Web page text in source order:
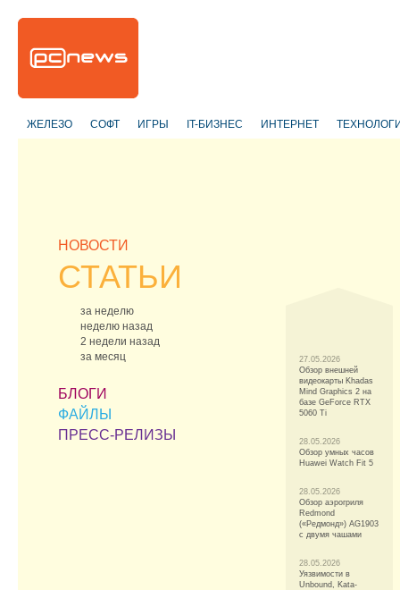
ЖЕЛЕЗО СОФТ ИГРЫ IT-БИЗНЕС ИНТЕРНЕТ
НОВОСТИ
СТАТЬИ
за неделю
неделю назад
2 недели назад
за месяц
БЛОГИ
ФАЙЛЫ
ПРЕСС-РЕЛИЗЫ
27.05.2026
Обзор внешней
видеокарты Khadas
Mind Graphics 2 на
базе GeForce RTX
5060 Ti
28.05.2026
Обзор умных часов
Huawei Watch Fit 5
28.05.2026
Обзор аэрогриля
Redmond
(«Редмонд») AG1903
с двумя чашами
28.05.2026
Уязвимости в
Unbound, Kata-